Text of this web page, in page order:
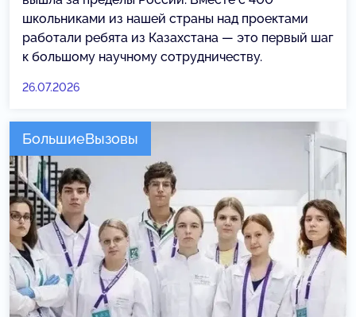
школьниками из нашей страны над проектами
работали ребята из Казахстана — это первый шаг
к большому научному сотрудничеству.
26.07.2026
БольшиеВызовы